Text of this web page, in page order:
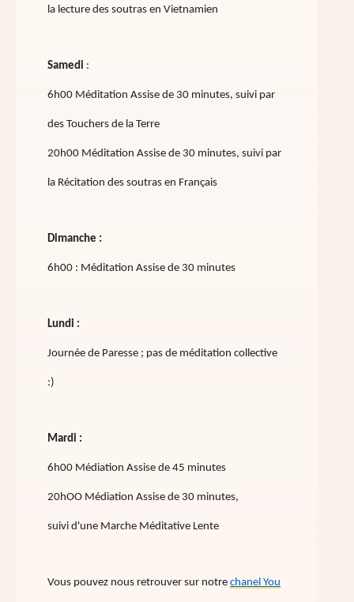
la lecture des soutras en Vietnamien
Samedi :
6h00 Méditation Assise de 30 minutes, suivi par
des Touchers de la Terre
20h00 Méditation Assise de 30 minutes, suivi par
la Récitation des soutras en Français
Dimanche :
6h00 : Méditation Assise de 30 minutes
Lundi :
Journée de Paresse ; pas de méditation collective
:)
Mardi :
6h00 Médiation Assise de 45 minutes
20hOO Médiation Assise de 30 minutes,
suivi d'une Marche Méditative Lente
Vous pouvez nous retrouver sur notre chanel You